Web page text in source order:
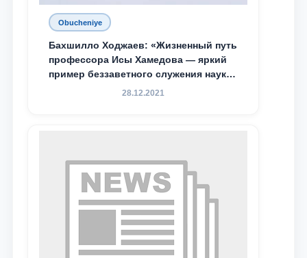
Obucheniye
Бахшилло Ходжаев: «Жизненный путь
профессора Исы Хамедова — яркий
пример беззаветного служения науке,
Родине и воспитанию молодого
28.12.2021